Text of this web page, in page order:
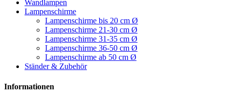
Wandlampen
Lampenschirme
Lampenschirme bis 20 cm Ø
Lampenschirme 21-30 cm Ø
Lampenschirme 31-35 cm Ø
Lampenschirme 36-50 cm Ø
Lampenschirme ab 50 cm Ø
Ständer & Zubehör
Informationen